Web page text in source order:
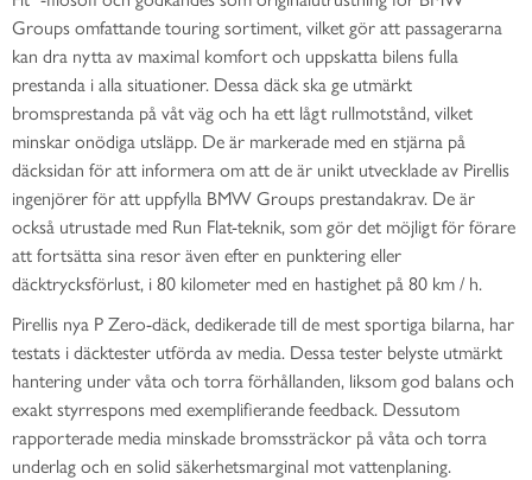
Groups omfattande touring sortiment, vilket gör att passagerarna
kan dra nytta av maximal komfort och uppskatta bilens fulla
prestanda i alla situationer. Dessa däck ska ge utmärkt
bromsprestanda på våt väg och ha ett lågt rullmotstånd, vilket
minskar onödiga utsläpp. De är markerade med en stjärna på
däcksidan för att informera om att de är unikt utvecklade av Pirellis
ingenjörer för att uppfylla BMW Groups prestandakrav. De är
också utrustade med Run Flat-teknik, som gör det möjligt för förare
att fortsätta sina resor även efter en punktering eller
däcktrycksförlust, i 80 kilometer med en hastighet på 80 km / h.
Pirellis nya P Zero-däck, dedikerade till de mest sportiga bilarna, har
testats i däcktester utförda av media. Dessa tester belyste utmärkt
hantering under våta och torra förhållanden, liksom god balans och
exakt styrrespons med exemplifierande feedback. Dessutom
rapporterade media minskade bromssträckor på våta och torra
underlag och en solid säkerhetsmarginal mot vattenplaning.